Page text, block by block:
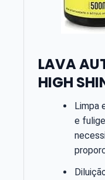
LAVA
HIGH
Limpa
e